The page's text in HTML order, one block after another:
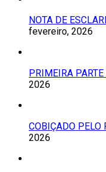
NOTA DE
fevereiro, 2026
PRIMEIRA PARTE
2026
COBIÇADO
2026